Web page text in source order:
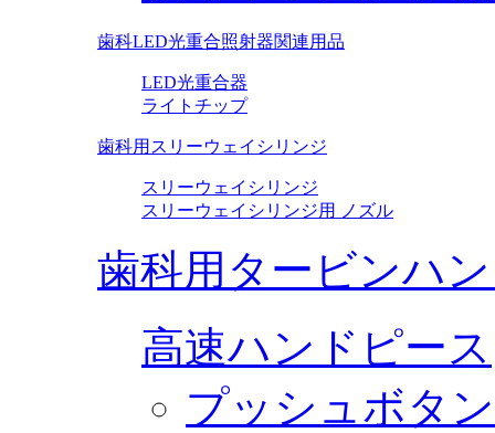
歯科LED光重合照射器関連用品
LED光重合器
ライトチップ
歯科用スリーウェイシリンジ
スリーウェイシリンジ
スリーウェイシリンジ用 ノズル
歯科用タービンハ
高速ハンドピース
プッシュボタン